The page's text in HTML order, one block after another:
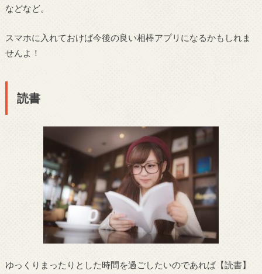
などなど。
スマホに入れておけば今後の良い相棒アプリになるかもしれま
せんよ！
読書
ゆっくりまったりとした時間を過ごしたいのであれば【読書】